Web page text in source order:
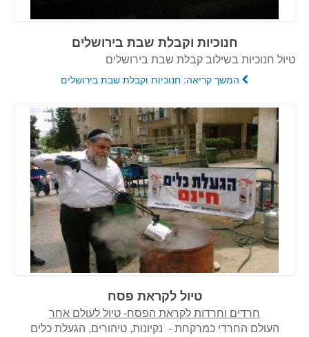
חנוכיות וקבלת שבת בירושלים
טיול חנוכיות בשילוב קבלת שבת בירושלים
המשך קריאה: חנוכיות וקבלת שבת בירושלים
טיול לקראת פסח
חרדים וחרדות לקראת הפסח- טיול לעולם אחר
העולם החרדי כמרקחת - נקיונות, טיהורים, הגעלת כלים